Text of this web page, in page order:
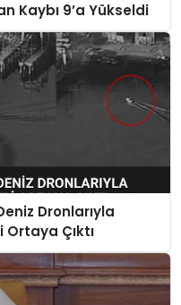
Kaybı 9’a Yükseldi
Dronlarıyla
Çıktı